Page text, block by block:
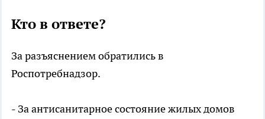
Кто в ответе?
За разъяснением обратились в
Роспотребнадзор.
- За антисанитарное состояние жилых домов